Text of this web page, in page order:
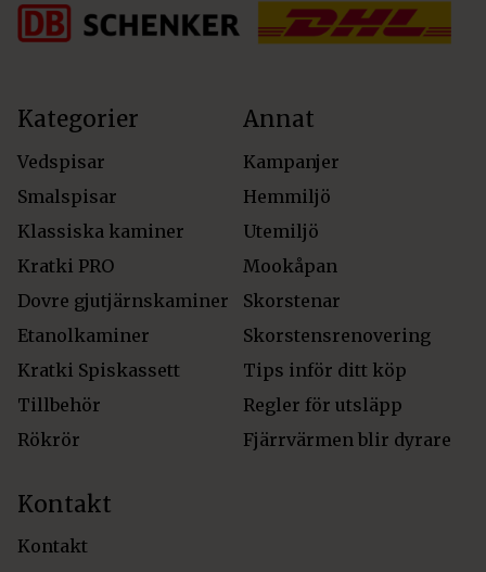
Kategorier
Vedspisar
Smalspisar
Klassiska kaminer
Kratki PRO
Dovre gjutjärnskaminer
Etanolkaminer
Kratki Spiskassett
Tillbehör
Rökrör
Annat
Kampanjer
Hemmiljö
Utemiljö
Mookåpan
Skorstenar
Skorstensrenovering
Tips inför ditt köp
Regler för utsläpp
Fjärrvärmen blir dyrare
Kontakt
Kontakt